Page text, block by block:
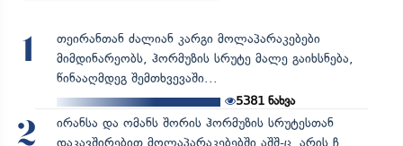
1
თეირანთან ძალიან კარგი მოლაპარაკებები
მიმდინარეობს, ჰორმუზის სრუტე მალე გაიხსნება,
წინააღმდეგ შემთხვევაში...
5381 ნახვა
2
ირანსა და ომანს შორის ჰორმუზის სრუტესთან
დაკავშირებით მოლაპარაკებებში აშშ-ც არის ჩ...